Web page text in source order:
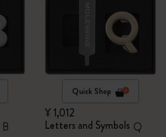
B
Quick Shop
¥ 1,012
Letters and Symbols Q